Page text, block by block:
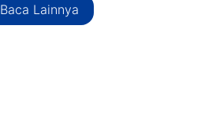
Baca Lainnya